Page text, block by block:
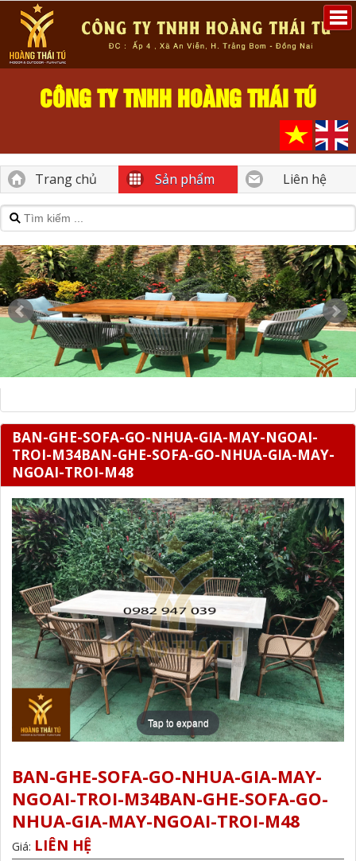
CÔNG TY TNHH HOÀNG THÁI TÚ
Trang chủ Sản phẩm Liên hệ
BAN-GHE-SOFA-GO-NHUA-GIA-MAY-NGOAI-
TROI-M34BAN-GHE-SOFA-GO-NHUA-GIA-MAY-
NGOAI-TROI-M48
Tap to expand
BAN-GHE-SOFA-GO-NHUA-GIA-MAY-
NGOAI-TROI-M34BAN-GHE-SOFA-GO-
NHUA-GIA-MAY-NGOAI-TROI-M48
Giá: LIÊN HỆ